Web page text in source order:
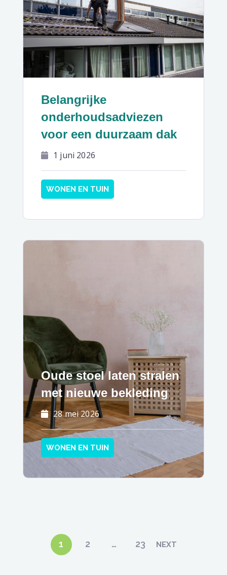
Belangrijke
onderhoudsadviezen
voor een duurzaam dak
1 juni 2026
WONEN EN TUIN
Oude stoel laten stralen
met nieuwe bekleding
28 mei 2026
WONEN EN TUIN
Berichten
paginering
1 2 … 23 NEXT